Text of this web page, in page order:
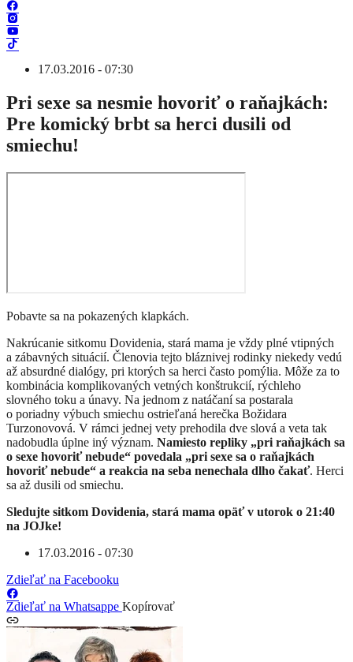
17.03.2016 - 07:30
Pri sexe sa nesmie hovoriť o raňajkách:
Pre komický brbt sa herci dusili od
smiechu!
Pobavte sa na pokazených klapkách.
Nakrúcanie sitkomu Dovidenia, stará mama je vždy plné vtipných
a zábavných situácií. Členovia tejto bláznivej rodinky niekedy vedú
až absurdné dialógy, pri ktorých sa herci často pomýlia. Môže za to
kombinácia komplikovaných vetných konštrukcií, rýchleho
slovného toku a únavy. Na jednom z natáčaní sa postarala
o poriadny výbuch smiechu ostrieľaná herečka Božidara
Turzonovová. V rámci jednej vety prehodila dve slová a veta tak
nadobudla úplne iný význam. Namiesto repliky „pri raňajkách sa
o sexe hovoriť nebude“ povedala „pri sexe sa o raňajkách
hovoriť nebude“ a reakcia na seba nenechala dlho čakať. Herci
sa až dusili od smiechu.
Sledujte sitkom Dovidenia, stará mama opäť v utorok o 21:40
na JOJke!
17.03.2016 - 07:30
Zdieľať na Facebooku
Zdieľať na Whatsappe Kopírovať